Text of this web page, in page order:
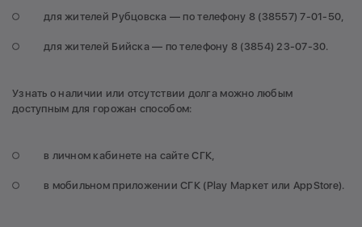
для жителей Рубцовска — по телефону 8 (38557) 7-01-50,
для жителей Бийска — по телефону 8 (3854) 23-07-30.
Узнать о наличии или отсутствии долга можно любым
доступным для горожан способом:
в личном кабинете на сайте СГК,
в мобильном приложении СГК (Play Маркет или AppStore).